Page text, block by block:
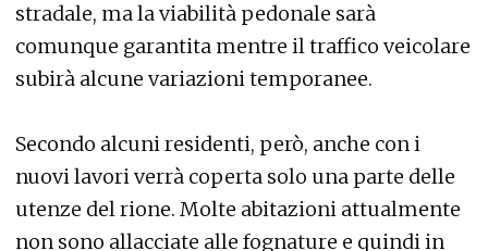
stradale, ma la viabilità pedonale sarà
comunque garantita mentre il traffico veicolare
subirà alcune variazioni temporanee.
Secondo alcuni residenti, però, anche con i
nuovi lavori verrà coperta solo una parte delle
utenze del rione. Molte abitazioni attualmente
non sono allacciate alle fognature e quindi in